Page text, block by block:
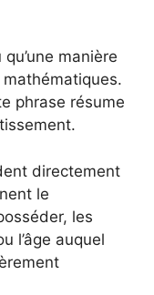
manière
mathématiques.
phrase résume
directement
le
les
l’âge auquel